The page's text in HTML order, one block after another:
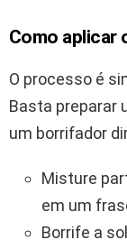
Como aplicar
O processo é
Basta preparar
um borrifador
Misture
em um
Borrife a